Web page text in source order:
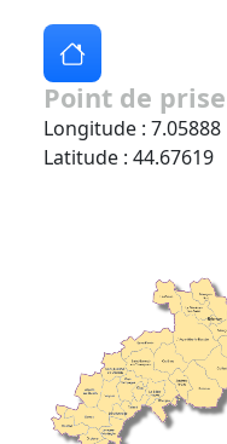
Point de
Longitude : 7.05888
Latitude : 44.67619